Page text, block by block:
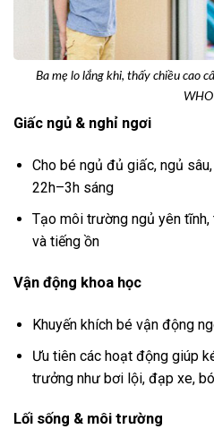
Ba mẹ lo lắng khi, thấy chiều cao
Giấc ngủ & nghỉ ngơi
Cho bé ngủ đủ giấc, ngủ
22h–3h sáng
Tạo môi trường ngủ yên tĩnh,
và tiếng ồn
Vận động khoa học
Khuyến khích bé vận động
Ưu tiên các hoạt động giúp
trưởng như bơi lội, đạp xe,
Lối sống & môi trường